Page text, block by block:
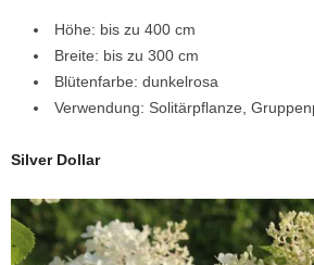
Höhe: bis zu 400 cm
Breite: bis zu 300 cm
Blütenfarbe: dunkelrosa
Verwendung: Solitärpflanze,
Silver Dollar